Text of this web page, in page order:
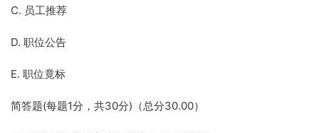
C. 员工推荐
D. 职位公告
E. 职位竟标
简答题(每题1分，共30分)（总分30.00）